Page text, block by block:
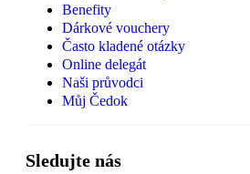
Benefity
Dárkové vouchery
Často kladené otázky
Online delegát
Naši průvodci
Můj Čedok
Sledujte nás